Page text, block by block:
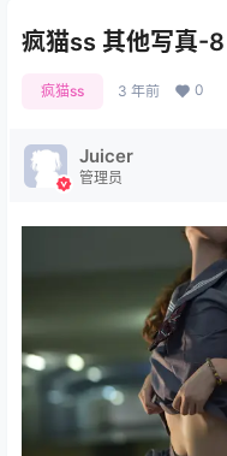
疯猫ss 其他写真-
疯猫ss 3 年前 0
Juicer
管理员